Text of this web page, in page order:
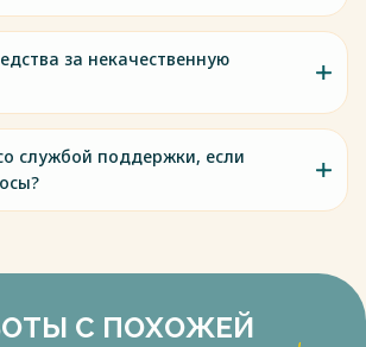
за некачественную
службой поддержки, если
С ПОХОЖЕЙ